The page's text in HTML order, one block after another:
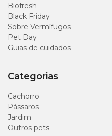
Biofresh
Black Friday
Sobre Vermífugos
Pet Day
Guias de cuidados
Categorias
Cachorro
Pássaros
Jardim
Outros pets